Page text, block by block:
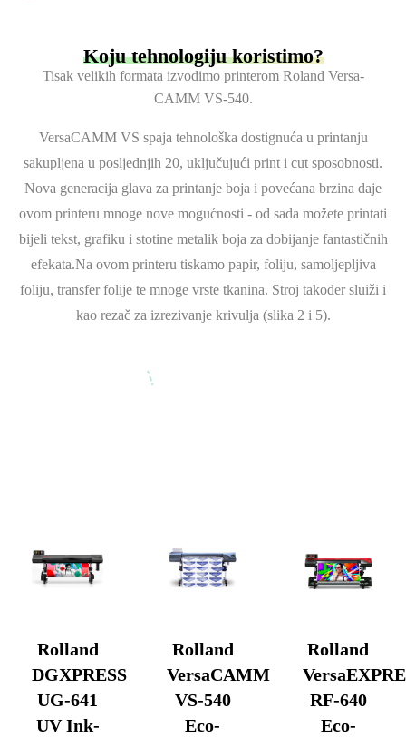
Koju tehnologiju koristimo?
Tisak velikih formata izvodimo printerom Roland Versa-
CAMM VS-540.
VersaCAMM VS spaja tehnološka dostignuća u printanju
sakupljena u posljednjih 20, uključujući print i cut sposobnosti.
Nova generacija glava za printanje boja i povećana brzina daje
ovom printeru mnoge nove mogućnosti - od sada možete printati
bijeli tekst, grafiku i stotine metalik boja za dobijanje fantastičnih
efekata.Na ovom printeru tiskamo papir, foliju, samoljepljiva
foliju, transfer folije te mnoge vrste tkanina. Stroj također sluiži i
kao rezač za izrezivanje krivulja (slika 2 i 5).
Rolland
DGXPRESS
UG-641
UV Ink-
Rolland
VersaCAMM
VS-540
Eco-
Rolland
RF-640
Eco-